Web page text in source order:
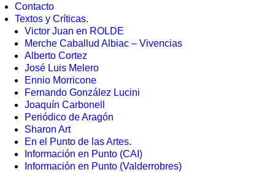
Contacto
Textos y Críticas.
Victor Juan en ROLDE
Merche Caballud Albiac – Vivencias
Alberto Cortez
José Luis Melero
Ennio Morricone
Fernando González Lucini
Joaquín Carbonell
Periódico de Aragón
Sharon Art
En el Punto de las Artes.
Información en Punto (CAI)
Información en Punto (Valderrobres)